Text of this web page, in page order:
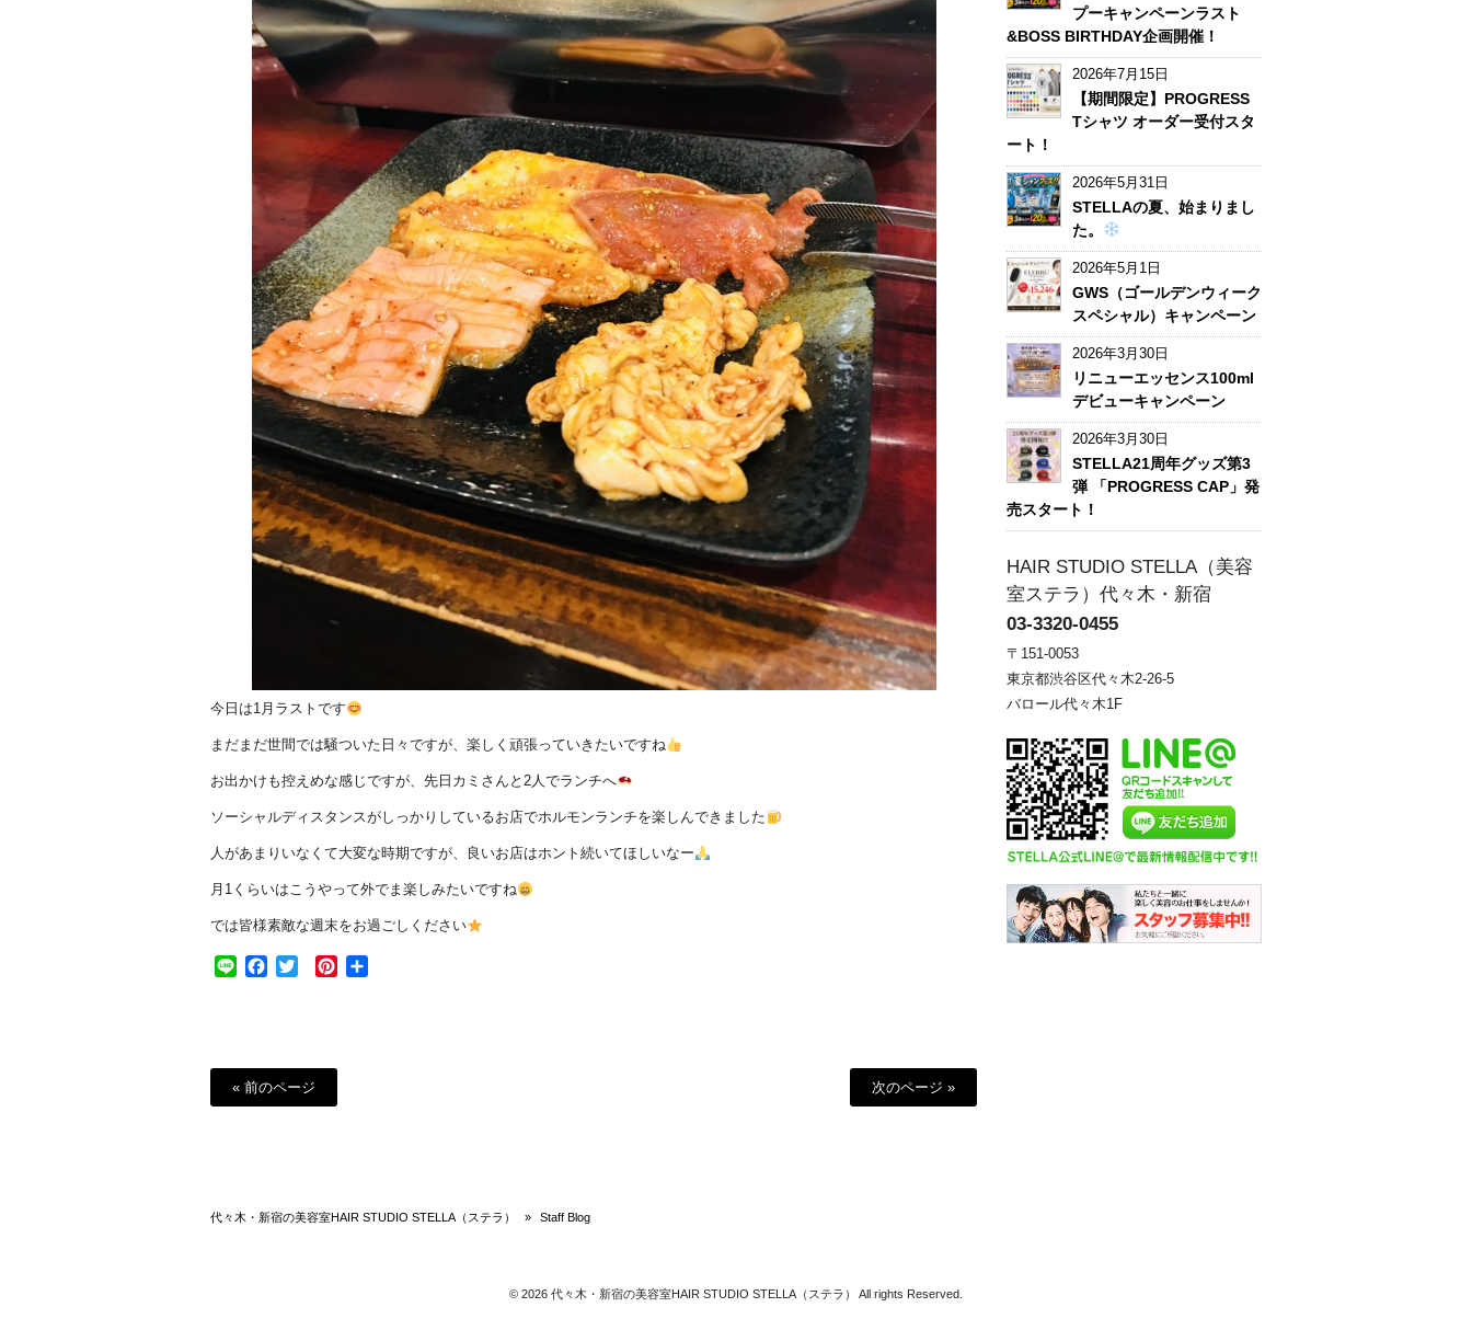
今日は1月ラストです
まだまだ世間では騒ついた日々ですが、楽しく頑張っていきたいですね
お出かけも控えめな感じですが、先日カミさんと2人でランチへ
ソーシャルディスタンスがしっかりしているお店でホルモンランチを楽しんできました
人があまりいなくて大変な時期ですが、良いお店はホント続いてほしいなー
月1くらいはこうやって外でま楽しみたいですね
では皆様素敵な週末をお過ごしください
Line Facebook
Twitter Pinterest
« 前のページ 次のページ »
プーキャンペーンラスト
&BOSS BIRTHDAY企画開催！
2026年7月15日
【期間限定】PROGRESS
Tシャツ オーダー受付スタ
ート！
2026年5月31日
STELLAの夏、始まりまし
た。
2026年5月1日
GWS（ゴールデンウィーク
スペシャル）キャンペーン
2026年3月30日
リニューエッセンス100ml
デビューキャンペーン
2026年3月30日
STELLA21周年グッズ第3
弾 「PROGRESS CAP」発
売スタート！
HAIR STUDIO STELLA（美容
室ステラ）代々木・新宿
03-3320-0455
〒151-0053
東京都渋谷区代々木2-26-5
バロール代々木1F
代々木・新宿の美容室HAIR STUDIO STELLA（ステラ） » Staff Blog
© 2026 代々木・新宿の美容室HAIR STUDIO STELLA（ステラ） All rights Reserved.